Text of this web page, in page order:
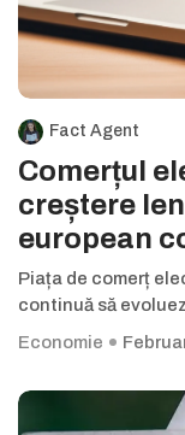
Fact Agent
Comerțul
creștere
european
Piața de comerț
continuă să
Economie